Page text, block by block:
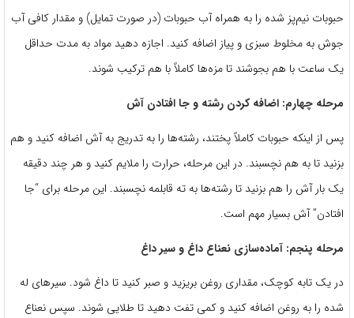
حبوبات نیم‌پز شده را به همراه آب حبوبات (در صورت تمایل) و مقدار کافی آب
جوش به مخلوط سبزی و پیاز اضافه کنید. اجازه دهید مواد به مدت حداقل
یک ساعت با هم بجوشند تا مزه‌ها کاملاً با هم ترکیب شوند.
مرحله چهارم: اضافه کردن رشته و جا افتادن آش
پس از اینکه حبوبات کاملاً پختند، رشته‌ها را به تدریج به آش اضافه کنید و هم
بزنید تا به هم نچسبند. در این مرحله، حرارت را ملایم کنید و هر چند دقیقه
یک بار آش را هم بزنید تا رشته‌ها به ته قابلمه نچسبند. این مرحله برای “جا
افتادن” آش بسیار مهم است.
مرحله پنجم: آماده‌سازی نعناع داغ و سیر داغ
در یک تابه کوچک، مقداری روغن بریزید و صبر کنید تا داغ شود. سیرهای له
شده را به روغن اضافه کنید و کمی تفت دهید تا طلایی شوند. سپس نعناع